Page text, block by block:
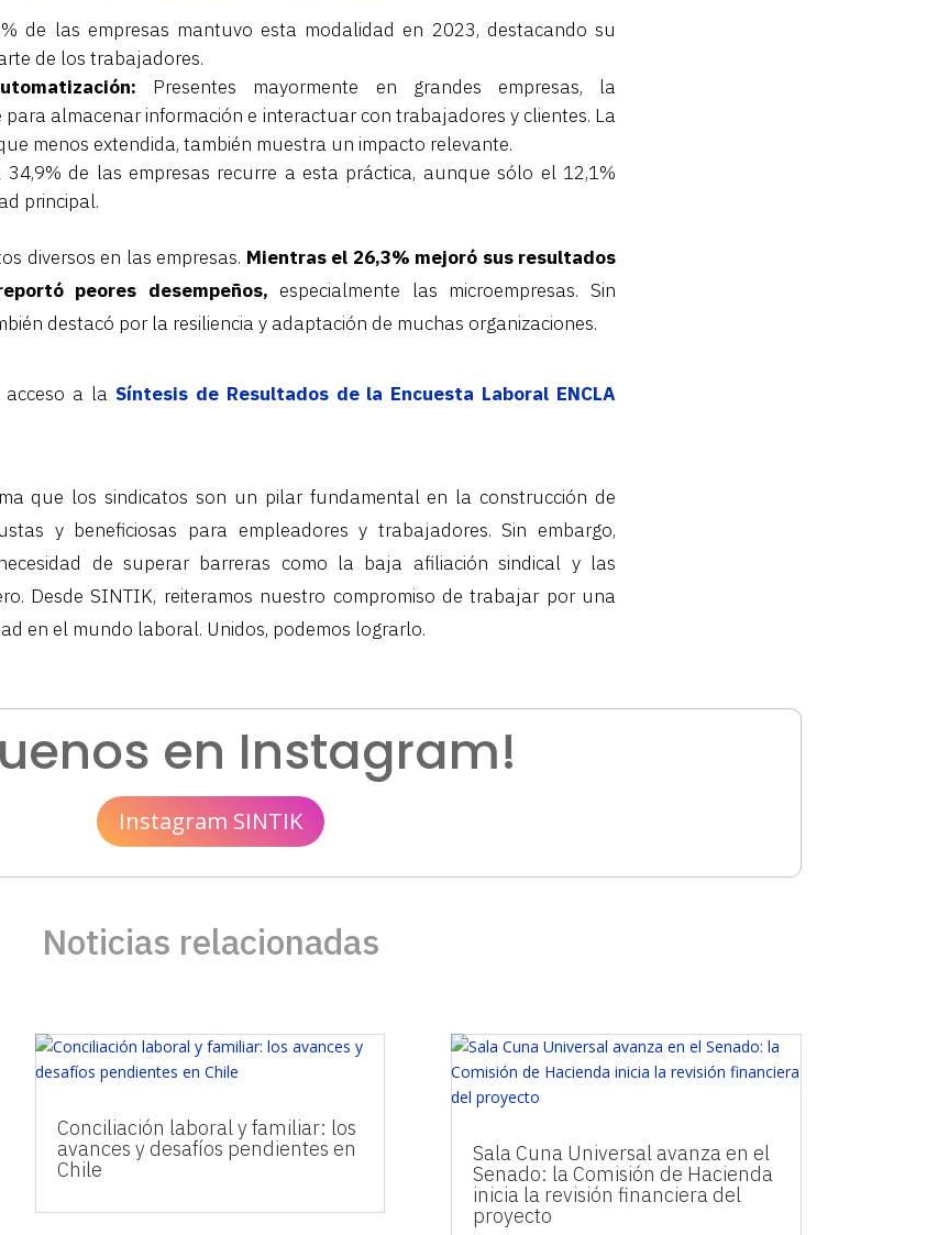
de las empresas mantuvo esta modalidad en 2023, destacando su
de los trabajadores.
Presentes mayormente en grandes empresas, la
para almacenar información e interactuar con trabajadores y clientes. La
menos extendida, también muestra un impacto relevante.
34,9% de las empresas recurre a esta práctica, aunque sólo el 12,1%
principal.
diversos en las empresas. Mientras el 26,3% mejoró sus resultados
peores desempeños, especialmente las microempresas. Sin
destacó por la resiliencia y adaptación de muchas organizaciones.
acceso a la Síntesis de Resultados de la Encuesta Laboral ENCLA
que los sindicatos son un pilar fundamental en la construcción de
y beneficiosas para empleadores y trabajadores. Sin embargo,
de superar barreras como la baja afiliación sindical y las
Desde SINTIK, reiteramos nuestro compromiso de trabajar por una
en el mundo laboral. Unidos, podemos lograrlo.
en Instagram!
Instagram SINTIK
Noticias relacionadas
Conciliación laboral y familiar: los
avances y desafíos pendientes en
Chile
Sala Cuna Universal avanza en el
Senado: la Comisión de Hacienda
inicia la revisión financiera del
proyecto